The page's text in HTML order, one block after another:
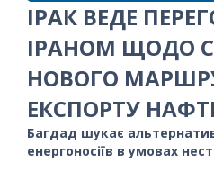
ІРАК ВЕДЕ
ІРАНОМ ЩОДО
НОВОГО
ЕКСПОРТУ
Багдад шукає
енергоносіїв в умовах